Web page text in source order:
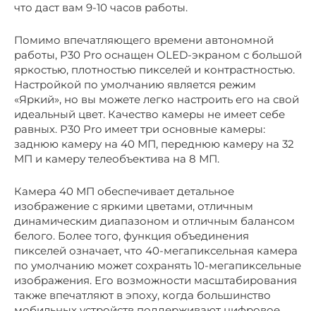
что даст вам 9-10 часов работы.
Помимо впечатляющего времени автономной
работы, P30 Pro оснащен OLED-экраном с большой
яркостью, плотностью пикселей и контрастностью.
Настройкой по умолчанию является режим
«Яркий», но вы можете легко настроить его на свой
идеальный цвет. Качество камеры не имеет себе
равных. P30 Pro имеет три основные камеры:
заднюю камеру на 40 МП, переднюю камеру на 32
МП и камеру телеобъектива на 8 МП.
Камера 40 МП обеспечивает детальное
изображение с яркими цветами, отличным
динамическим диапазоном и отличным балансом
белого. Более того, функция объединения
пикселей означает, что 40-мегапиксельная камера
по умолчанию может сохранять 10-мегапиксельные
изображения. Его возможности масштабирования
также впечатляют в эпоху, когда большинство